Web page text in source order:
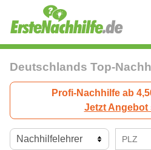
Deutschlands Top-
Profi-Nachhilfe ab
Jetzt Angebot